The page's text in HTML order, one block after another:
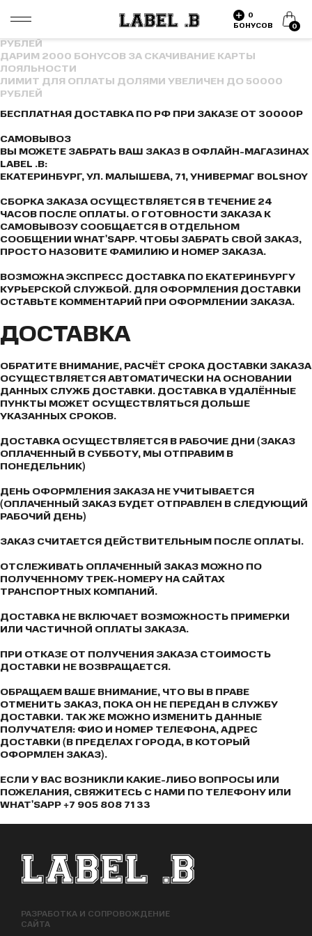
ЛОЯЛЬНОСТИ
ЛИМИТ ДЛЯ ОПЛАТЫ ДОЛЯМИ УВЕЛИЧЕН ДО 50000
РУБЛЕЙ
ДАРИМ 2000 БОНУСОВ ЗА СКАЧИВАНИЕ КАРТЫ
ЛОЯЛЬНОСТИ
ЛИМИТ ДЛЯ ОПЛАТЫ ДОЛЯМИ УВЕЛИЧЕН ДО 50000
РУБЛЕЙ
0
БОНУСОВ
0
БЕСПЛАТНАЯ ДОСТАВКА ПО РФ ПРИ ЗАКАЗЕ ОТ 30000Р
САМОВЫВОЗ
ВЫ МОЖЕТЕ ЗАБРАТЬ ВАШ ЗАКАЗ В ОФЛАЙН-МАГАЗИНАХ
LABEL .B:
ЕКАТЕРИНБУРГ, УЛ. МАЛЫШЕВА, 71, УНИВЕРМАГ BOLSHOY
СБОРКА ЗАКАЗА ОСУЩЕСТВЛЯЕТСЯ В ТЕЧЕНИЕ 24
ЧАСОВ ПОСЛЕ ОПЛАТЫ. О ГОТОВНОСТИ ЗАКАЗА К
САМОВЫВОЗУ СООБЩАЕТСЯ В ОТДЕЛЬНОМ
СООБЩЕНИИ WHAT'SAPP. ЧТОБЫ ЗАБРАТЬ СВОЙ ЗАКАЗ,
ПРОСТО НАЗОВИТЕ ФАМИЛИЮ И НОМЕР ЗАКАЗА.
ВОЗМОЖНА ЭКСПРЕСС ДОСТАВКА ПО ЕКАТЕРИНБУРГУ
КУРЬЕРСКОЙ СЛУЖБОЙ. ДЛЯ ОФОРМЛЕНИЯ ДОСТАВКИ
ОСТАВЬТЕ КОММЕНТАРИЙ ПРИ ОФОРМЛЕНИИ ЗАКАЗА.
ДОСТАВКА
ОБРАТИТЕ ВНИМАНИЕ, РАСЧЁТ СРОКА ДОСТАВКИ ЗАКАЗА
ОСУЩЕСТВЛЯЕТСЯ АВТОМАТИЧЕСКИ НА ОСНОВАНИИ
ДАННЫХ СЛУЖБ ДОСТАВКИ. ДОСТАВКА В УДАЛЁННЫЕ
ПУНКТЫ МОЖЕТ ОСУЩЕСТВЛЯТЬСЯ ДОЛЬШЕ
УКАЗАННЫХ СРОКОВ.
ДОСТАВКА ОСУЩЕСТВЛЯЕТСЯ В РАБОЧИЕ ДНИ (ЗАКАЗ
ОПЛАЧЕННЫЙ В СУББОТУ, МЫ ОТПРАВИМ В
ПОНЕДЕЛЬНИК)
ДЕНЬ ОФОРМЛЕНИЯ ЗАКАЗА НЕ УЧИТЫВАЕТСЯ
(ОПЛАЧЕННЫЙ ЗАКАЗ БУДЕТ ОТПРАВЛЕН В СЛЕДУЮЩИЙ
РАБОЧИЙ ДЕНЬ)
ЗАКАЗ СЧИТАЕТСЯ ДЕЙСТВИТЕЛЬНЫМ ПОСЛЕ ОПЛАТЫ.
ОТСЛЕЖИВАТЬ ОПЛАЧЕННЫЙ ЗАКАЗ МОЖНО ПО
ПОЛУЧЕННОМУ ТРЕК-НОМЕРУ НА САЙТАХ
ТРАНСПОРТНЫХ КОМПАНИЙ.
ДОСТАВКА НЕ ВКЛЮЧАЕТ ВОЗМОЖНОСТЬ ПРИМЕРКИ
ИЛИ ЧАСТИЧНОЙ ОПЛАТЫ ЗАКАЗА.
ПРИ ОТКАЗЕ ОТ ПОЛУЧЕНИЯ ЗАКАЗА СТОИМОСТЬ
ДОСТАВКИ НЕ ВОЗВРАЩАЕТСЯ.
ОБРАЩАЕМ ВАШЕ ВНИМАНИЕ, ЧТО ВЫ В ПРАВЕ
ОТМЕНИТЬ ЗАКАЗ, ПОКА ОН НЕ ПЕРЕДАН В СЛУЖБУ
ДОСТАВКИ. ТАК ЖЕ МОЖНО ИЗМЕНИТЬ ДАННЫЕ
ПОЛУЧАТЕЛЯ: ФИО И НОМЕР ТЕЛЕФОНА, АДРЕС
ДОСТАВКИ (В ПРЕДЕЛАХ ГОРОДА, В КОТОРЫЙ
ОФОРМЛЕН ЗАКАЗ).
ЕСЛИ У ВАС ВОЗНИКЛИ КАКИЕ-ЛИБО ВОПРОСЫ ИЛИ
ПОЖЕЛАНИЯ, СВЯЖИТЕСЬ С НАМИ ПО ТЕЛЕФОНУ ИЛИ
WHAT'SAPP +7 905 808 71 33
ФУТЕР САЙТА
РАЗРАБОТКА И СОПРОВОЖДЕНИЕ
САЙТА